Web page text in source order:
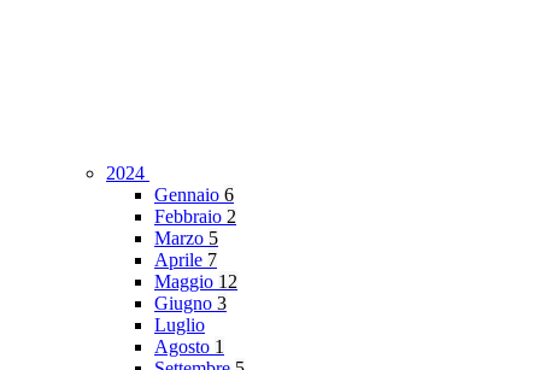
2024
Gennaio 6
Febbraio 2
Marzo 5
Aprile 7
Maggio 12
Giugno 3
Luglio
Agosto 1